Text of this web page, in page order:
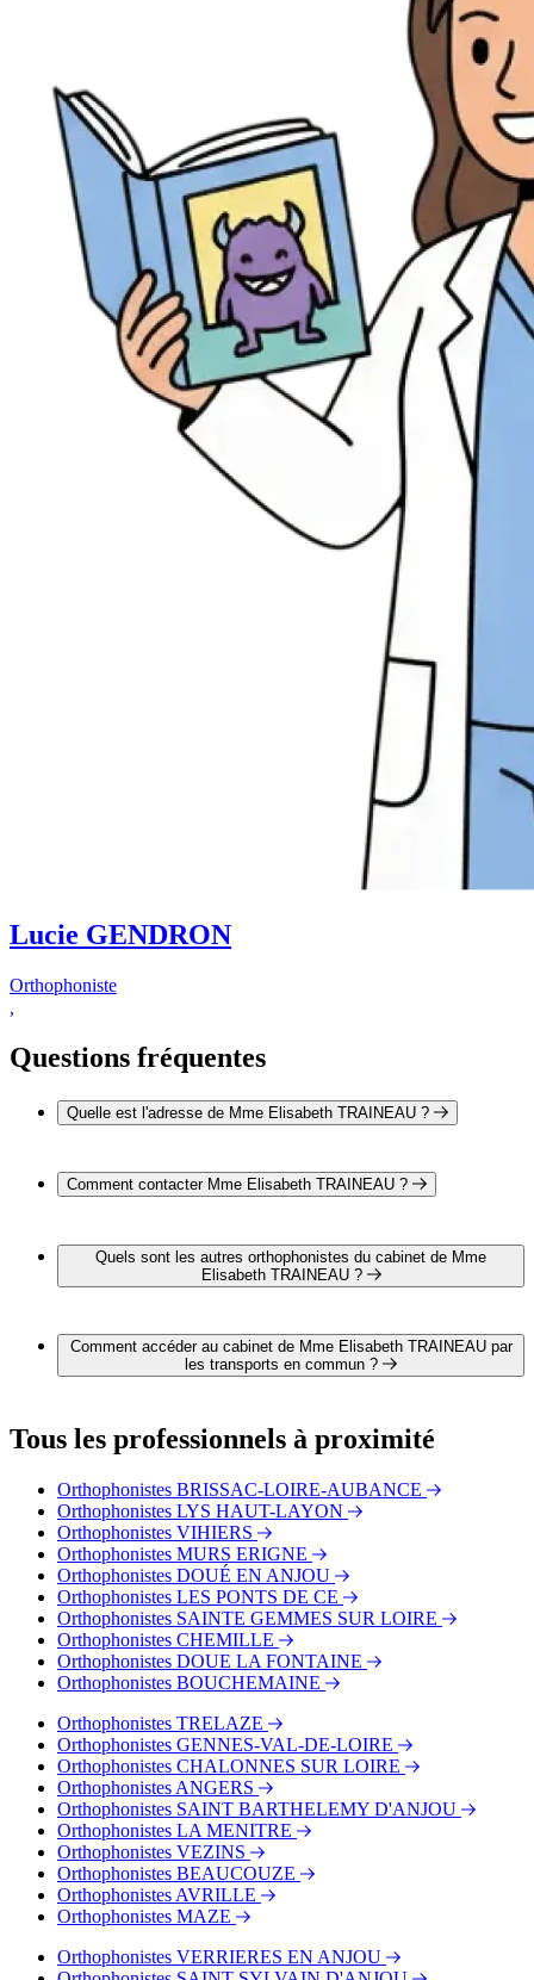
Lucie GENDRON
Orthophoniste
Questions fréquentes
Quelle est l'adresse de Mme Elisabeth TRAINEAU ?
Jacques du Bellay 49380 THOUARCE
Comment contacter Mme Elisabeth TRAINEAU ?
téléphone au 02 41 54 08 63.
Quels sont les autres orthophonistes du cabinet de Mme
Elisabeth TRAINEAU ?
Mme Elisabeth TRAINEAU :
Mme Lucie GENDRON
Comment accéder au cabinet de Mme Elisabeth TRAINEAU par
les transports en commun ?
proximité des arrêts suivants :
Bus - Thouarcé - Lotissement les Courcelles
Tous les professionnels à proximité
Orthophonistes BRISSAC-LOIRE-AUBANCE
Orthophonistes LYS HAUT-LAYON
Orthophonistes VIHIERS
Orthophonistes MURS ERIGNE
Orthophonistes DOUÉ EN ANJOU
Orthophonistes LES PONTS DE CE
Orthophonistes SAINTE GEMMES SUR LOIRE
Orthophonistes CHEMILLE
Orthophonistes DOUE LA FONTAINE
Orthophonistes BOUCHEMAINE
Orthophonistes TRELAZE
Orthophonistes GENNES-VAL-DE-LOIRE
Orthophonistes CHALONNES SUR LOIRE
Orthophonistes ANGERS
Orthophonistes SAINT BARTHELEMY D'ANJOU
Orthophonistes LA MENITRE
Orthophonistes VEZINS
Orthophonistes BEAUCOUZE
Orthophonistes AVRILLE
Orthophonistes MAZE
Orthophonistes VERRIERES EN ANJOU